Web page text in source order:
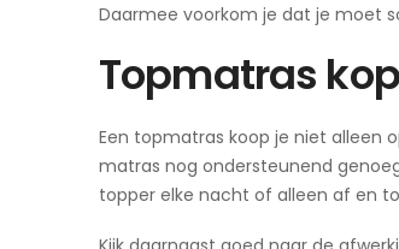
Daarmee voorkom je dat je moet
Topmatras
Een topmatras koop je niet alleen
matras nog ondersteunend
topper elke nacht of alleen af en